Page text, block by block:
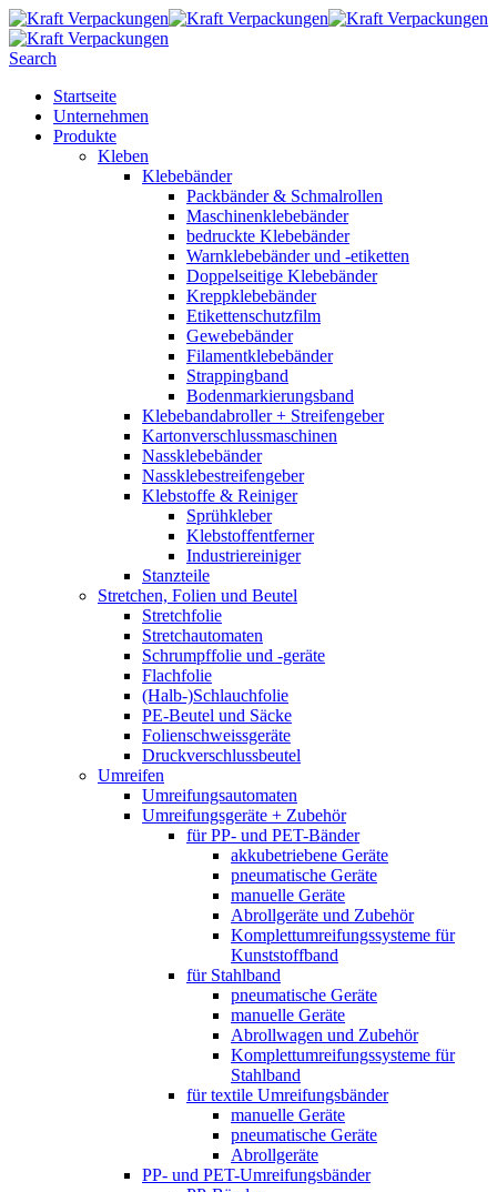
Search
Startseite
Unternehmen
Produkte
Kleben
Klebebänder
Packbänder & Schmalrollen
Maschinenklebebänder
bedruckte Klebebänder
Warnklebebänder und -etiketten
Doppelseitige Klebebänder
Kreppklebebänder
Etikettenschutzfilm
Gewebebänder
Filamentklebebänder
Strappingband
Bodenmarkierungsband
Klebebandabroller + Streifengeber
Kartonverschlussmaschinen
Nassklebebänder
Nassklebestreifengeber
Klebstoffe & Reiniger
Sprühkleber
Klebstoffentferner
Industriereiniger
Stanzteile
Stretchen, Folien und Beutel
Stretchfolie
Stretchautomaten
Schrumpffolie und -geräte
Flachfolie
(Halb-)Schlauchfolie
PE-Beutel und Säcke
Folienschweissgeräte
Druckverschlussbeutel
Umreifen
Umreifungsautomaten
Umreifungsgeräte + Zubehör
für PP- und PET-Bänder
akkubetriebene Geräte
pneumatische Geräte
manuelle Geräte
Abrollgeräte und Zubehör
Komplettumreifungssysteme für
Kunststoffband
für Stahlband
pneumatische Geräte
manuelle Geräte
Abrollwagen und Zubehör
Komplettumreifungssysteme für
Stahlband
für textile Umreifungsbänder
manuelle Geräte
pneumatische Geräte
Abrollgeräte
PP- und PET-Umreifungsbänder